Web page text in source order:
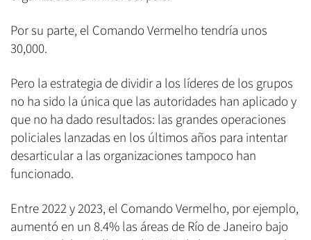
Por su parte, el Comando Vermelho tendría unos
30,000.
Pero la estrategia de dividir a los líderes de los grupos
no ha sido la única que las autoridades han aplicado y
que no ha dado resultados: las grandes operaciones
policiales lanzadas en los últimos años para intentar
desarticular a las organizaciones tampoco han
funcionado.
Entre 2022 y 2023, el Comando Vermelho, por ejemplo,
aumentó en un 8.4% las áreas de Río de Janeiro bajo